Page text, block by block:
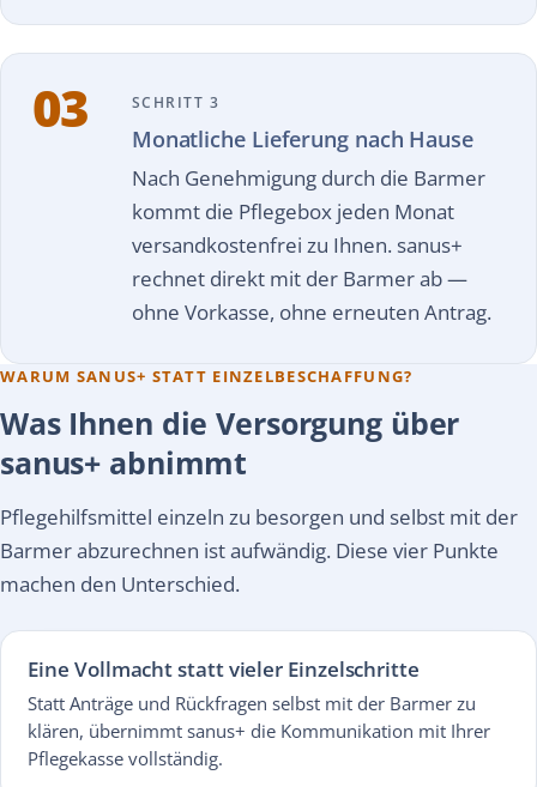
03 SCHRITT 3
Monatliche Lieferung nach Hause
Nach Genehmigung durch die Barmer
kommt die Pflegebox jeden Monat
versandkostenfrei zu Ihnen. sanus+
rechnet direkt mit der Barmer ab —
ohne Vorkasse, ohne erneuten Antrag.
WARUM SANUS+ STATT EINZELBESCHAFFUNG?
Was Ihnen die Versorgung über
sanus+ abnimmt
Pflegehilfsmittel einzeln zu besorgen und selbst mit der
Barmer abzurechnen ist aufwändig. Diese vier Punkte
machen den Unterschied.
Eine Vollmacht statt vieler Einzelschritte
Statt Anträge und Rückfragen selbst mit der Barmer zu
klären, übernimmt sanus+ die Kommunikation mit Ihrer
Pflegekasse vollständig.